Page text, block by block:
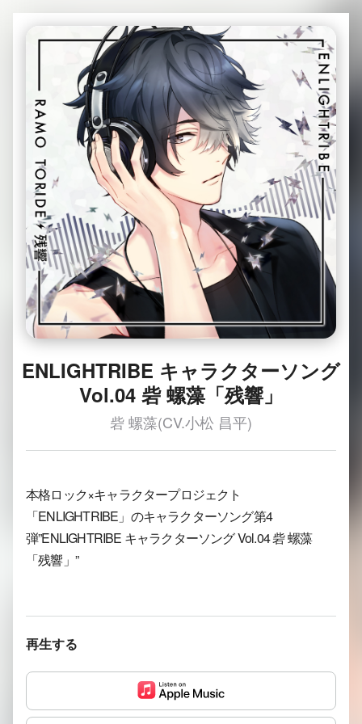
ENLIGHTRIBE キャラクターソング
Vol.04 砦 螺藻「残響」
砦 螺藻(CV.小松 昌平)
本格ロック×キャラクタープロジェクト
「ENLIGHTRIBE」のキャラクターソング第4
弾”ENLIGHTRIBE キャラクターソング Vol.04 砦 螺藻
「残響」”
再生する